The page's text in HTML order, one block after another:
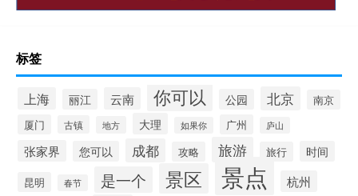
标签
上海 丽江 云南 你可以 公园 北京
南京
厦门
古镇 地方 大理 如果你 广州 庐山
张家界 您可以 成都 攻略 旅游 旅行 时间
昆明 春节 是一个 景区 景点 杭州